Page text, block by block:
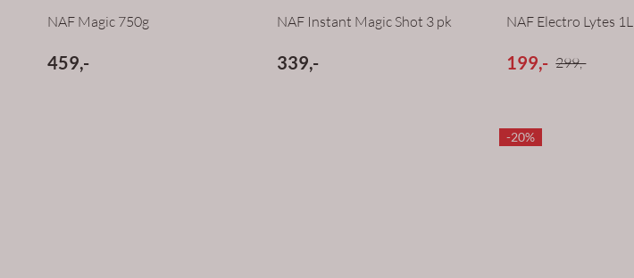
NAF Magic 750g
459,-
NAF Instant Magic Shot 3 pk
339,-
NAF Electro Lytes 1L
199,- 299,-
-20%